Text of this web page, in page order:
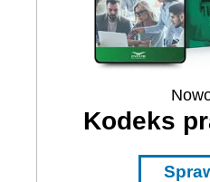
Kodeks